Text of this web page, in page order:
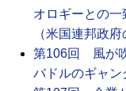
オロギーとの
（米国連邦政府
第106回 風が
バドルのギャ